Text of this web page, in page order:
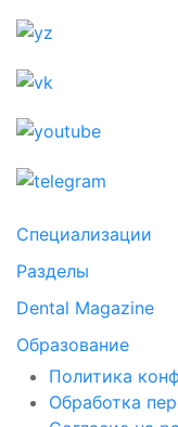
Специализации
Разделы
Dental Magazine
Образование
Политика
Обработка